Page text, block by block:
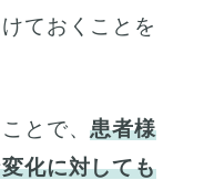
ておくことを
とで、患者様
化に対しても